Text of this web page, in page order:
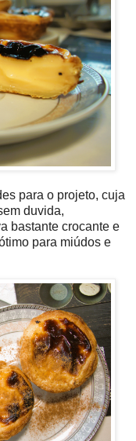
para o projeto, cuja
duvida,
bastante crocante e
para miúdos e